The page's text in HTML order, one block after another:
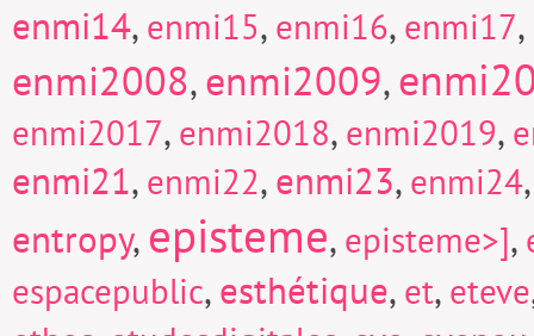
enmi14, enmi15, enmi16, enmi17,
enmi2008,enmi2009,
enmi2017, enmi2018, enmi2019,
enmi21, enmi22,enmi23, enmi24
entropy, episteme, episteme>],
espacepublic,esthétique, et, eteve